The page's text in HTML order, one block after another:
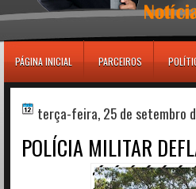
PÁGINA INICIAL PARCEIROS
terça-feira, 25 de setembro
POLÍCIA MILITAR